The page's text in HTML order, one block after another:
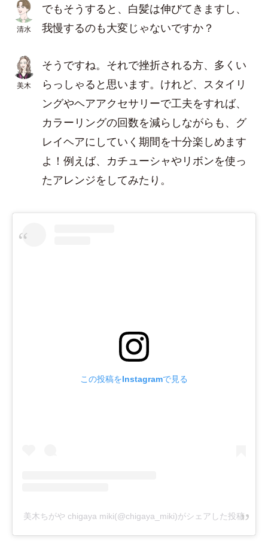
清水
でもそうすると、白髪は伸びてきますし、
我慢するのも大変じゃないですか？
美木
そうですね。それで挫折される方、多くい
らっしゃると思います。けれど、スタイリ
ングやヘアアクセサリーで工夫をすれば、
カラーリングの回数を減らしながらも、グ
レイヘアにしていく期間を十分楽しめます
よ！例えば、カチューシャやリボンを使っ
たアレンジをしてみたり。
この投稿をInstagramで見る
美木ちがや chigaya miki(@chigaya_miki)がシェアした投稿